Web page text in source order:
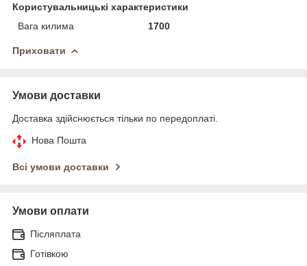
Користувальницькі характеристики
Вага килима
1700
Приховати
Умови доставки
Доставка здійснюється тільки по передоплаті.
Нова Пошта
Всі умови доставки
Умови оплати
Післяплата
Готівкою